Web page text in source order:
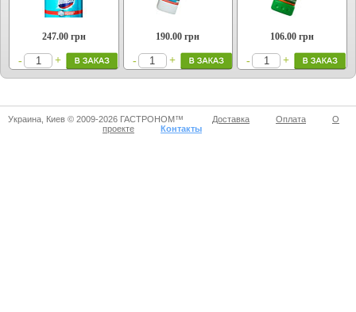
247.00грн
- +
190.00 грн
- +
106.00 грн
- +
Украина, Киев © 2009-2026 ГАСТРОНОМ™ Доставка Оплата
О
проекте
Контакты